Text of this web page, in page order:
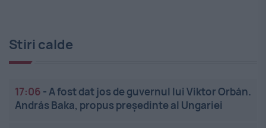
Stiri calde
17:06 -A fost dat jos de guvernul lui Viktor Orbán.
András Baka, propus președinte al Ungariei